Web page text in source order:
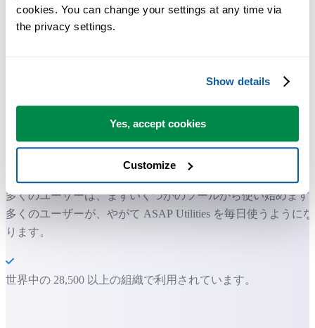
cookies. You can change your settings at any time via
the privacy settings.
Show details
Yes, accept cookies
Customize
Excel の作業をもっと速く、もっと簡単
ASAP Utilities は、時間を節約し、Excel だけではできないこ
すぐに使い始められます。トレーニングは必要ありません。
多くのユーザーは、まずいくつかのツールから使い始めます
多くのユーザーが、やがて ASAP Utilities を毎日使うようにな
ります。
世界中の 28,500 以上の組織で利用されています。